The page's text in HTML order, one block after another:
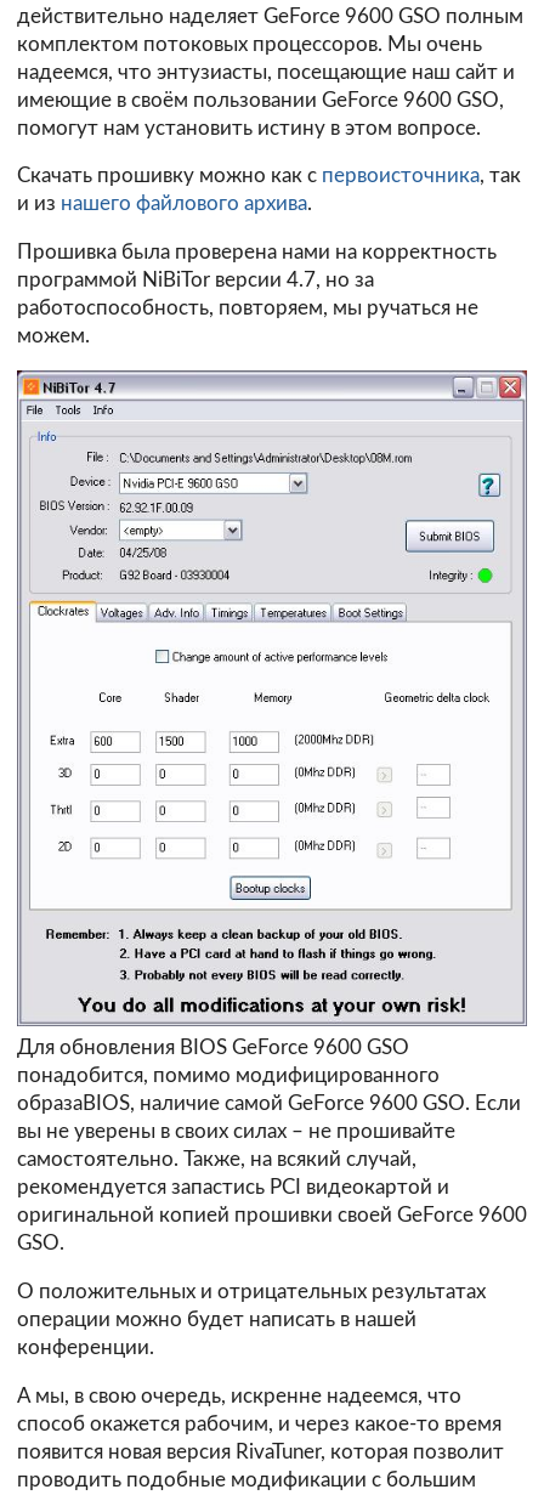
действительно наделяет GeForce 9600 GSO полным
комплектом потоковых процессоров. Мы очень
надеемся, что энтузиасты, посещающие наш сайт и
имеющие в своём пользовании GeForce 9600 GSO,
помогут нам установить истину в этом вопросе.
Скачать прошивку можно как с первоисточника, так
и из нашего файлового архива.
Прошивка была проверена нами на корректность
программой NiBiTor версии 4.7, но за
работоспособность, повторяем, мы ручаться не
можем.
Для обновления BIOS GeForce 9600 GSO
понадобится, помимо модифицированного
образаBIOS, наличие самой GeForce 9600 GSO. Если
вы не уверены в своих силах – не прошивайте
самостоятельно. Также, на всякий случай,
рекомендуется запастись PCI видеокартой и
оригинальной копией прошивки своей GeForce 9600
GSO.
О положительных и отрицательных результатах
операции можно будет написать в нашей
конференции.
А мы, в свою очередь, искренне надеемся, что
способ окажется рабочим, и через какое-то время
появится новая версия RivaTuner, которая позволит
проводить подобные модификации с большим